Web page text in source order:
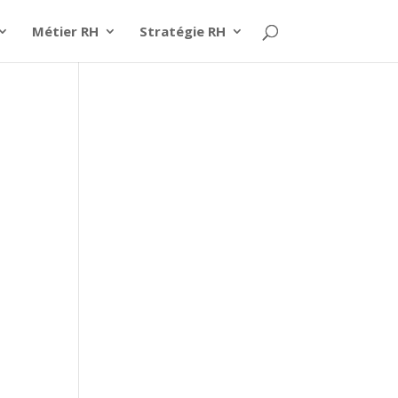
Métier RH Stratégie RH